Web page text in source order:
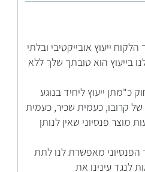
ייעוץ אובייקטיבי ובלתי
בייעוץ הוא טובתך שלך ללא
כ"מתן ייעוץ ליחיד בנוגע
של קרובו, כעמית שכיר, כעמית
פנסיוני שאין לנותן
מאפשרת לנו לתת
לנגד עינינו את